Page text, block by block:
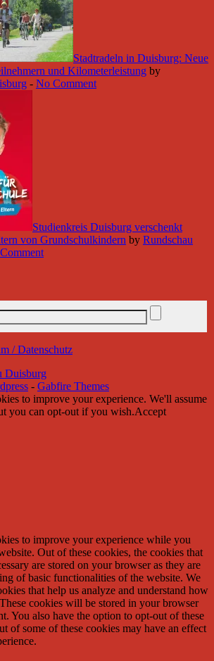
Stadtradeln in Duisburg: Neue
und Kilometerleistung by
- No Comment
Studienkreis Duisburg verschenkt
von Grundschulkindern by Rundschau
/ Datenschutz
Duisburg
- Gabfire Themes
to improve your experience. We'll assume
you can opt-out if you wish.Accept
to improve your experience while you
Out of these cookies, the cookies that
are stored on your browser as they are
of basic functionalities of the website. We
that help us analyze and understand how
cookies will be stored in your browser
You also have the option to opt-out of these
of some of these cookies may have an effect